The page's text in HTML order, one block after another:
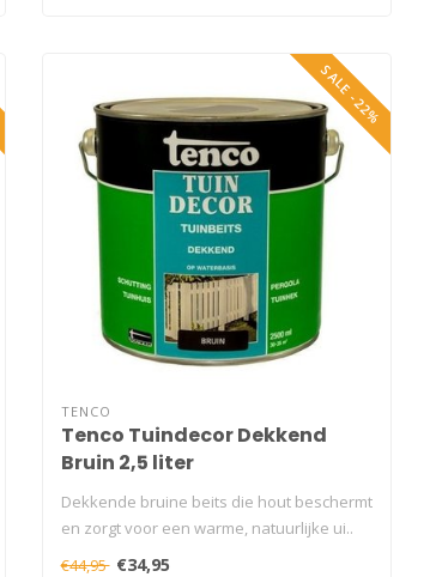
SALE -22%
TENCO
Tenco Tuindecor Dekkend
Bruin 2,5 liter
Dekkende bruine beits die hout beschermt
en zorgt voor een warme, natuurlijke ui..
€44,95 €34,95